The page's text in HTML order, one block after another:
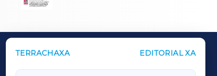
TERRACHAXA EDITORIAL XA
OUTROS PERIÓDICOS